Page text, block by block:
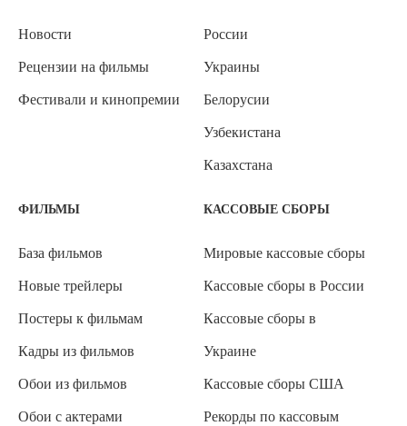
Новости
Рецензии на фильмы
Фестивали и кинопремии
России
Украины
Белорусии
Узбекистана
Казахстана
ФИЛЬМЫ
База фильмов
Новые трейлеры
Постеры к фильмам
Кадры из фильмов
Обои из фильмов
Обои с актерами
КАССОВЫЕ СБОРЫ
Мировые кассовые сборы
Кассовые сборы в России
Кассовые сборы в
Украине
Кассовые сборы США
Рекорды по кассовым